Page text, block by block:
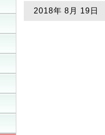
2018年 8月 19日